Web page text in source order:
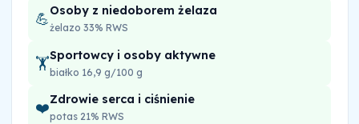
💪Osoby z niedoborem żelaza
żelazo 33% RWS
🏋️Sportowcy i osoby aktywne
białko 16,9 g/100 g
❤️Zdrowie serca i ciśnienie
potas 21% RWS